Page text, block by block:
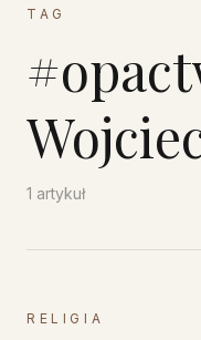
TAG
#
1 artykuł
RELIGIA